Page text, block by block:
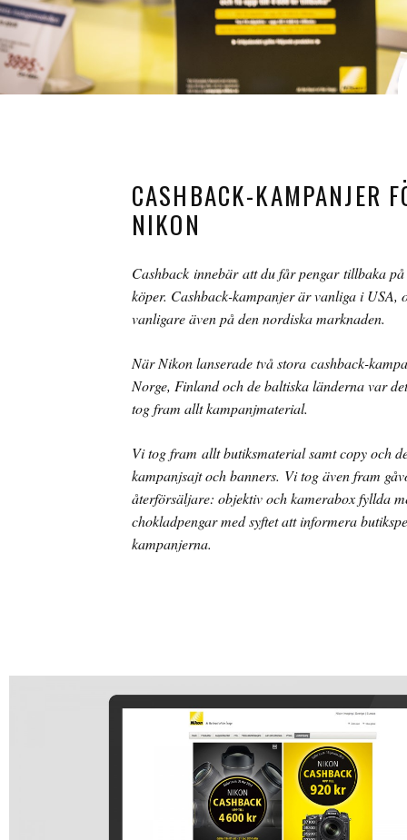
CASHBACK-KAMPANJER
NIKON
Cashback innebär att du får pengar tillbaka
köper. Cashback-kampanjer är vanliga i USA,
vanligare även på den nordiska marknaden.
När Nikon lanserade två stora cashback-
Norge, Finland och de baltiska länderna var
tog fram allt kampanjmaterial.
Vi tog fram allt butiksmaterial samt copy och
kampanjsajt och banners. Vi tog även fram
återförsäljare: objektiv och kamerabox fyllda
chokladpengar med syftet att informera
kampanjerna.